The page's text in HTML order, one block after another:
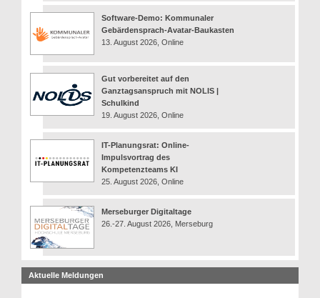
Software-Demo: Kommunaler
Gebärdensprach-Avatar-Baukasten
13. August 2026, Online
Gut vorbereitet auf den
Ganztagsanspruch mit NOLIS |
Schulkind
19. August 2026, Online
IT-Planungsrat: Online-
Impulsvortrag des
Kompetenzteams KI
25. August 2026, Online
Merseburger Digitaltage
26.-27. August 2026, Merseburg
Aktuelle Meldungen